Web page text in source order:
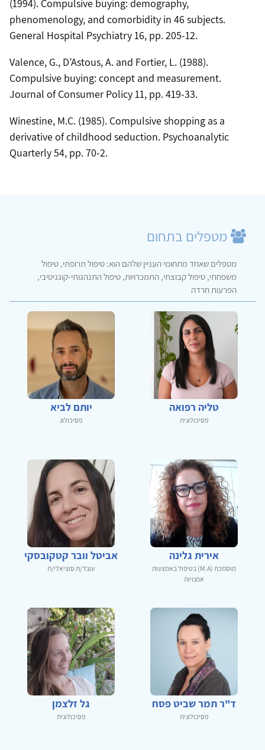
(1994). Compulsive buying: demography,
phenomenology, and comorbidity in 46 subjects.
General Hospital Psychiatry 16, pp. 205-12.
Valence, G., D’Astous, A. and Fortier, L. (1988).
Compulsive buying: concept and measurement.
Journal of Consumer Policy 11, pp. 419-33.
Winestine, M.C. (1985). Compulsive shopping as a
derivative of childhood seduction. Psychoanalytic
Quarterly 54, pp. 70-2.
מטפלים בתחום
מטפלים שאחד מתחומי העניין שלהם הוא: טיפול תרופתי, טיפול
משפחתי, טיפול קבוצתי, התמכרויות, טיפול התנהגותי-קוגניטיבי,
הפרעות חרדה
טליה רפואה
פסיכולוגית
יותם לביא
פסיכולוג
אירית גלינה
מוסמכת (M.A) בטיפול באמצעות
אמנויות
אביטל וובר קטקובסקי
עובד/ת סוציאלי/ת
ד"ר תמר שביט פסח
פסיכולוגית
גל זלצמן
פסיכולוגית